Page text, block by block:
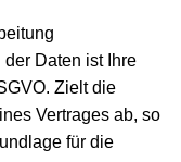
Daten ist Ihre
Zielt die
Vertrages ab, so
für die